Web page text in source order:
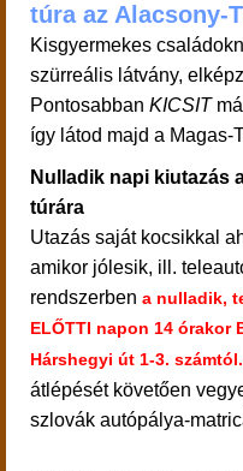
túra az Alacsony-
Kisgyermekes
szürreális látvány,
Pontosabban KICSIT
így látod majd a Magas-
Nulladik napi kiutazás
túrára
Utazás saját kocsikkal
amikor jólesik, ill.
rendszerben a nulladik,
ELŐTTI napon 14 órakor
Hárshegyi út 1-3. számtól.
átlépését követően
szlovák autópálya-